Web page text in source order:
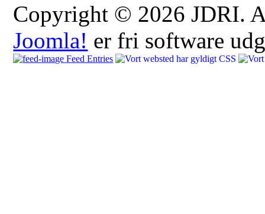
Copyright © 2026 JDRI.
Joomla! er fri software
Feed Entries